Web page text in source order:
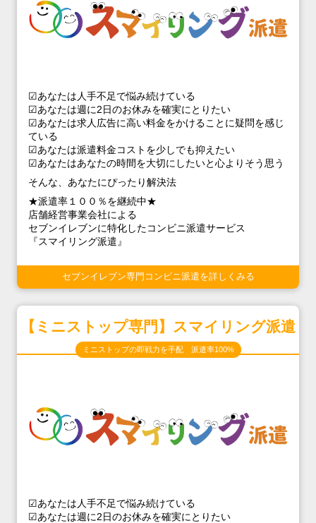
☑あなたは人手不足で悩み続けている
☑あなたは週に2日のお休みを確実にとりたい
☑あなたは求人広告に高い料金をかけることに疑問を感じ
ている
☑あなたは派遣料金コストを少しでも抑えたい
☑あなたはあなたの時間を大切にしたいと心よりそう思う
そんな、あなたにぴったり解決法
★派遣率１００％を継続中★
店舗経営事業会社による
セブンイレブンに特化したコンビニ派遣サービス
『スマイリング派遣』
セブンイレブン専門コンビニ派遣を詳しくみる
【ミニストップ専門】スマイリング派遣
ミニストップの即戦力を手配 派遣率100%
☑あなたは人手不足で悩み続けている
☑あなたは週に2日のお休みを確実にとりたい